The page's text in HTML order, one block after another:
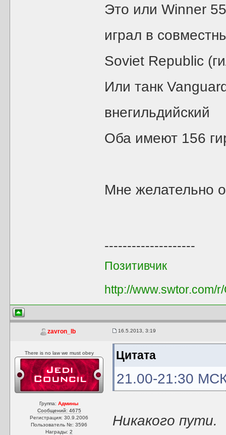
Это или Winner
играл в
Soviet Republic
Или танк
внегильдийский
Оба имеют 156
Мне желательно
--------------------
Позитивчик
http://www.swtor.com/
zavron_lb 16.5.2013, 3:19
There is no law we must obey
Группа:Админы
Сообщений: 4675
Регистрация: 30.9.2006
Пользователь №: 3596
Награды:2
Цитата
21.00-21:30
Никакого пути.